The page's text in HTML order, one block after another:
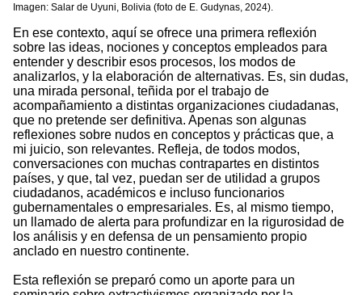
Imagen: Salar de Uyuni, Bolivia (foto de E. Gudynas, 2024).
En ese contexto, aquí se ofrece una primera reflexión
sobre las ideas, nociones y conceptos empleados para
entender y describir esos procesos, los modos de
analizarlos, y la elaboración de alternativas. Es, sin dudas,
una mirada personal, teñida por el trabajo de
acompañamiento a distintas organizaciones ciudadanas,
que no pretende ser definitiva. Apenas son algunas
reflexiones sobre nudos en conceptos y prácticas que, a
mi juicio, son relevantes. Refleja, de todos modos,
conversaciones con muchas contrapartes en distintos
países, y que, tal vez, puedan ser de utilidad a grupos
ciudadanos, académicos e incluso funcionarios
gubernamentales o empresariales. Es, al mismo tiempo,
un llamado de alerta para profundizar en la rigurosidad de
los análisis y en defensa de un pensamiento propio
anclado en nuestro continente.
Esta reflexión se preparó como un aporte para un